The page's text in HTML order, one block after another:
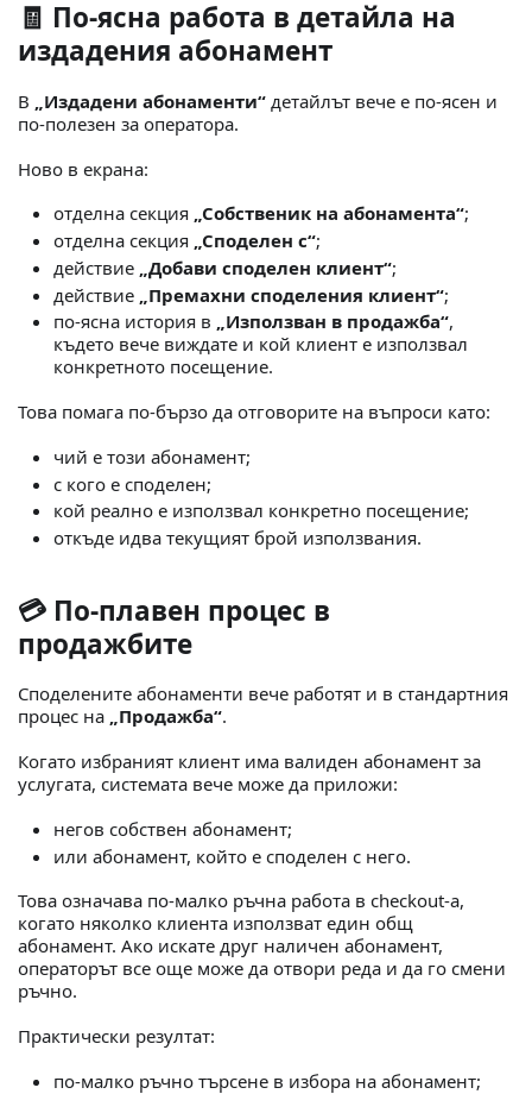
🧾 По-ясна работа в детайла на
издадения абонамент
В „Издадени абонаменти“ детайлът вече е по-ясен и
по-полезен за оператора.
Ново в екрана:
отделна секция „Собственик на абонамента“;
отделна секция „Споделен с“;
действие „Добави споделен клиент“;
действие
„Премахни споделения клиент“;
по-ясна история в „Използван в продажба“,
където вече виждате и кой клиент е използвал
конкретното посещение.
Това помага по-бързо да отговорите на въпроси като:
чий е този абонамент;
с кого е споделен;
кой реално е използвал конкретно посещение;
откъде идва текущият брой използвания.
💳 По-плавен процес в
продажбите
Споделените абонаменти вече работят и в стандартния
процес на „Продажба“.
Когато избраният клиент има валиден абонамент за
услугата, системата вече може да приложи:
негов собствен абонамент;
или абонамент, който е споделен с него.
Това означава по-малко ръчна работа в checkout-а,
когато няколко клиента използват един общ
абонамент. Ако искате друг наличен абонамент,
операторът все още може да отвори реда и да го смени
ръчно.
Практически резултат:
по-малко ръчно търсене в избора на абонамент;